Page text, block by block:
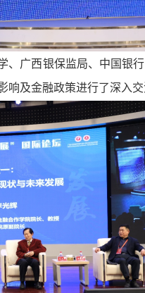
广西银保监局、中国银
及金融政策进行了深入交